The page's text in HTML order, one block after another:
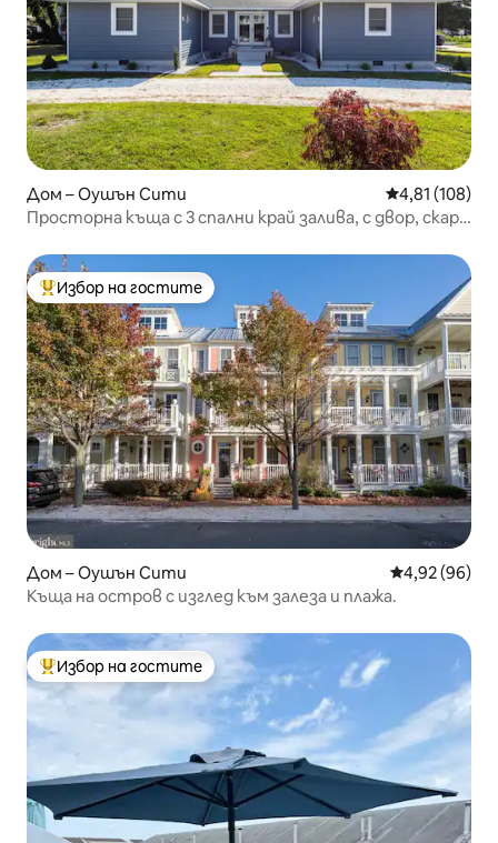
Дом – Оушън Сити Средна
4,81 (108)
Просторна къща с 3 спални край залива, с двор, скара
Най-популярен избор на гостите
Избор на гостите
Дом – Оушън Сити Средна
4,92 (96)
Къща на остров с изглед към залеза и плажа.
Най-популярен избор на гостите
Избор на гостите